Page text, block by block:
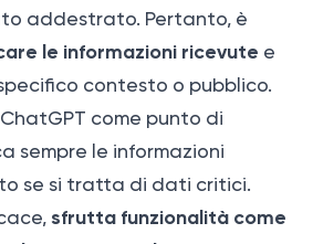
addestrato. Pertanto, è
le informazioni ricevute e
contesto o pubblico.
come punto di
sempre le informazioni
se si tratta di dati critici.
sfrutta funzionalità come